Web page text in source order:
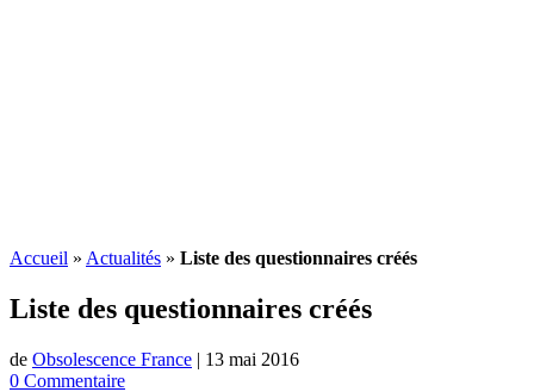
Accueil » Actualités » Liste des questionnaires créés
Liste des questionnaires créés
de Obsolescence France | 13 mai 2016
0 Commentaire